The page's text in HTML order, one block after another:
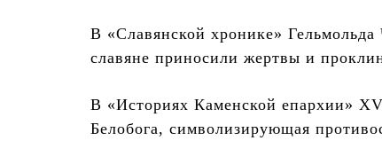
В «Славянской хронике» Гельмольда
славяне приносили жертвы и
В «Историях Каменской епархии»
Белобога, символизирующая